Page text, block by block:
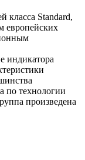
класса Standard,
европейских
индикатора
по технологии
произведена